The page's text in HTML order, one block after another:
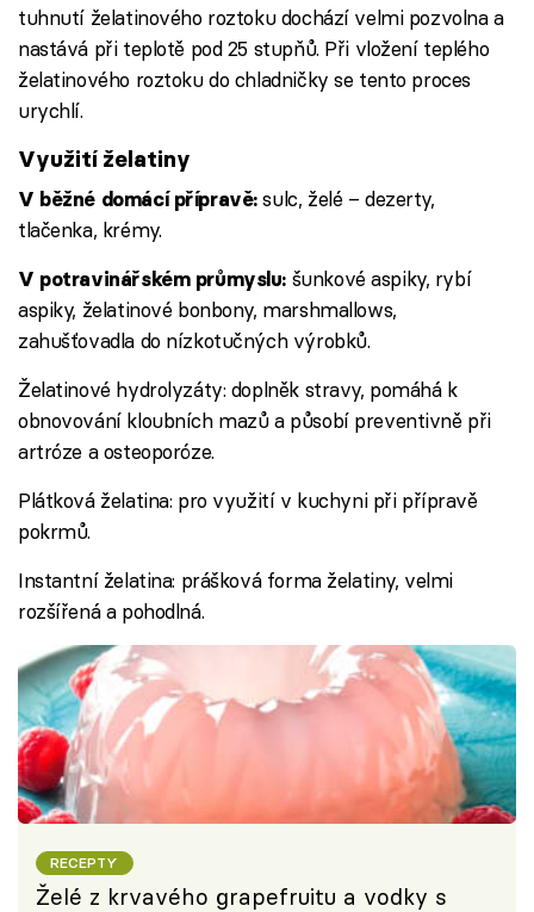
tuhnutí želatinového roztoku dochází velmi pozvolna a
nastává při teplotě pod 25 stupňů. Při vložení teplého
želatinového roztoku do chladničky se tento proces
urychlí.
Využití želatiny
V běžné domácí přípravě:sulc, želé – dezerty,
tlačenka, krémy.
V potravinářském průmyslu: šunkové aspiky, rybí
aspiky, želatinové bonbony, marshmallows,
zahušťovadla do nízkotučných výrobků.
Želatinové hydrolyzáty: doplněk stravy, pomáhá k
obnovování kloubních mazů a působí preventivně při
artróze a osteoporóze.
Plátková želatina: pro využití v kuchyni při přípravě
pokrmů.
Instantní želatina: prášková forma želatiny, velmi
rozšířená a pohodlná.
RECEPTY
Želé z krvavého grapefruitu a vodky s